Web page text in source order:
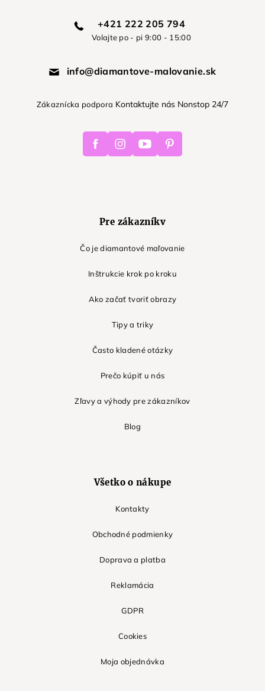
+421 222 205 794
Volajte po - pi 9:00 - 15:00
info@diamantove-malovanie.sk
Zákaznícka podpora Kontaktujte nás Nonstop 24/7
FacebookInstagramYoutube Pinterest
Pre zákazníkv
Čo je diamantové maľovanie
Inštrukcie krok po kroku
Ako začať tvoriť obrazy
Tipy a triky
Často kladené otázky
Prečo kúpiť u nás
Zľavy a výhody pre zákazníkov
Blog
Všetko o nákupe
Kontakty
Obchodné podmienky
Doprava a platba
Reklamácia
GDPR
Cookies
Moja objednávka